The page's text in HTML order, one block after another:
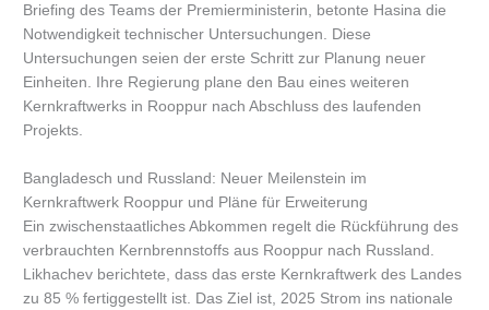
Briefing des Teams der Premierministerin, betonte Hasina die
Notwendigkeit technischer Untersuchungen. Diese
Untersuchungen seien der erste Schritt zur Planung neuer
Einheiten. Ihre Regierung plane den Bau eines weiteren
Kernkraftwerks in Rooppur nach Abschluss des laufenden
Projekts.
Bangladesch und Russland: Neuer Meilenstein im
Kernkraftwerk Rooppur und Pläne für Erweiterung
Ein zwischenstaatliches Abkommen regelt die Rückführung des
verbrauchten Kernbrennstoffs aus Rooppur nach Russland.
Likhachev berichtete, dass das erste Kernkraftwerk des Landes
zu 85 % fertiggestellt ist. Das Ziel ist, 2025 Strom ins nationale